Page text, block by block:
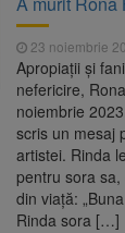
AUR a lansat
urmărirea
Curte
și
dacă începe
Strategia
2030,
promulgare
23 noiembrie
Apropiații și
nefericire,
noiembrie
scris un mesaj
artistei. Rinda
pentru sora
din viață:
Rinda sora […]